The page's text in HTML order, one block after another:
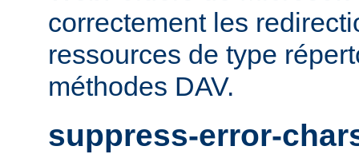
correctement les
ressources de type
méthodes DAV.
suppress-error-